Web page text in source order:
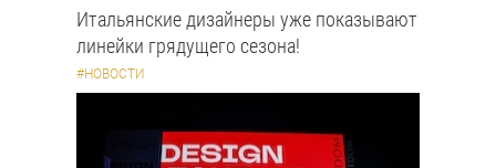
Итальянские дизайнеры уже показывают
линейки грядущего сезона!
#НОВОСТИ